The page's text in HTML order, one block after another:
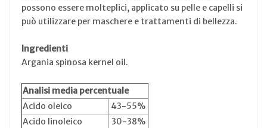
possono essere molteplici, applicato su pelle e capelli si
può utilizzare per maschere e trattamenti di bellezza.
Ingredienti
Argania spinosa kernel oil.
Analisi media percentuale
Acido oleico
43-55%
Acido linoleico
30-38%